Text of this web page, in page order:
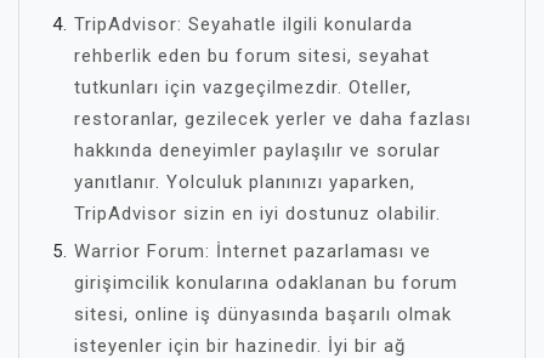
TripAdvisor: Seyahatle ilgili konularda
rehberlik eden bu forum sitesi, seyahat
tutkunları için vazgeçilmezdir. Oteller,
restoranlar, gezilecek yerler ve daha fazlası
hakkında deneyimler paylaşılır ve sorular
yanıtlanır. Yolculuk planınızı yaparken,
TripAdvisor sizin en iyi dostunuz olabilir.
Warrior Forum: İnternet pazarlaması ve
girişimcilik konularına odaklanan bu forum
sitesi, online iş dünyasında başarılı olmak
isteyenler için bir hazinedir. İyi bir ağ